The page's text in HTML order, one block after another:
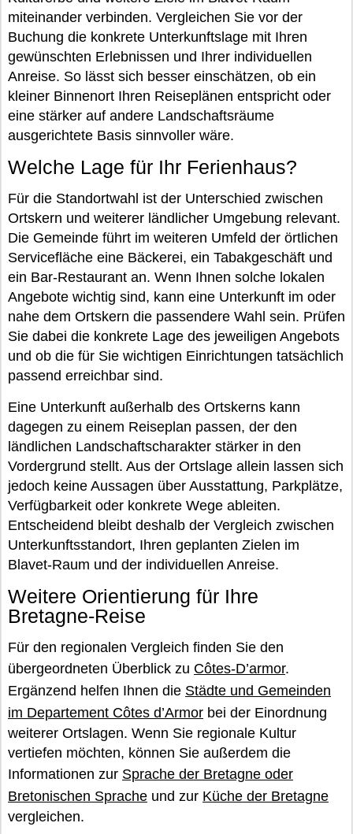
miteinander verbinden. Vergleichen Sie vor der
Buchung die konkrete Unterkunftslage mit Ihren
gewünschten Erlebnissen und Ihrer individuellen
Anreise. So lässt sich besser einschätzen, ob ein
kleiner Binnenort Ihren Reiseplänen entspricht oder
eine stärker auf andere Landschaftsräume
ausgerichtete Basis sinnvoller wäre.
Welche Lage für Ihr Ferienhaus?
Für die Standortwahl ist der Unterschied zwischen
Ortskern und weiterer ländlicher Umgebung relevant.
Die Gemeinde führt im weiteren Umfeld der örtlichen
Servicefläche eine Bäckerei, ein Tabakgeschäft und
ein Bar-Restaurant an. Wenn Ihnen solche lokalen
Angebote wichtig sind, kann eine Unterkunft im oder
nahe dem Ortskern die passendere Wahl sein. Prüfen
Sie dabei die konkrete Lage des jeweiligen Angebots
und ob die für Sie wichtigen Einrichtungen tatsächlich
passend erreichbar sind.
Eine Unterkunft außerhalb des Ortskerns kann
dagegen zu einem Reiseplan passen, der den
ländlichen Landschaftscharakter stärker in den
Vordergrund stellt. Aus der Ortslage allein lassen sich
jedoch keine Aussagen über Ausstattung, Parkplätze,
Verfügbarkeit oder konkrete Wege ableiten.
Entscheidend bleibt deshalb der Vergleich zwischen
Unterkunftsstandort, Ihren geplanten Zielen im
Blavet-Raum und der individuellen Anreise.
Weitere Orientierung für Ihre
Bretagne-Reise
Für den regionalen Vergleich finden Sie den
übergeordneten Überblick zu Côtes-D’armor.
Ergänzend helfen Ihnen die Städte und Gemeinden
im Departement Côtes d’Armor bei der Einordnung
weiterer Ortslagen. Wenn Sie regionale Kultur
vertiefen möchten, können Sie außerdem die
Informationen zur Sprache der Bretagne oder
Bretonischen Sprache und zur Küche der Bretagne
vergleichen.